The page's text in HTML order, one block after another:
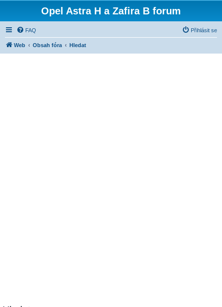
Opel Astra H a Zafira B forum
FAQ Přihlásit se
Web Obsah fóra Hledat